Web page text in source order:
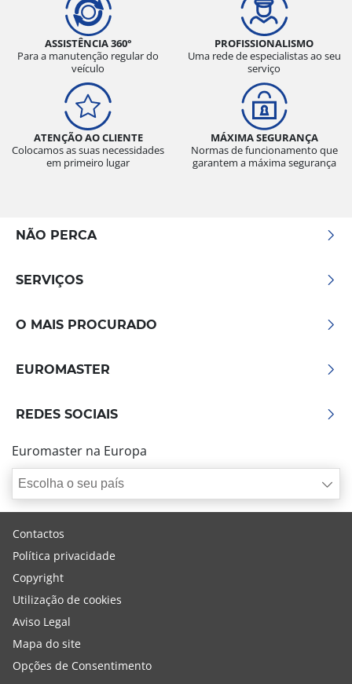
ASSISTÊNCIA 360°
Para a manutenção regular do
veículo
PROFISSIONALISMO
Uma rede de especialistas ao seu
serviço
ATENÇÃO AO CLIENTE
Colocamos as suas necessidades
em primeiro lugar
MÁXIMA SEGURANÇA
Normas de funcionamento que
garantem a máxima segurança
NÃO PERCA
SERVIÇOS
O MAIS PROCURADO
EUROMASTER
REDES SOCIAIS
Euromaster na Europa
Escolha o seu país
Contactos
Política privacidade
Copyright
Utilização de cookies
Aviso Legal
Mapa do site
Opções de Consentimento